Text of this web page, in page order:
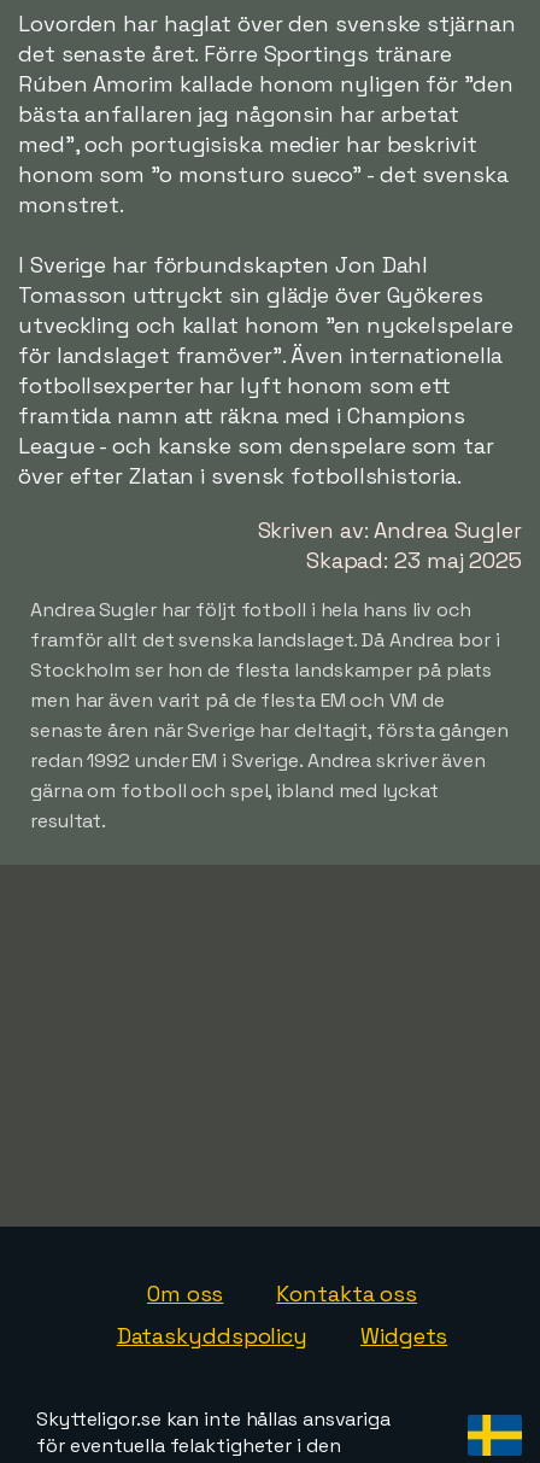
Lovorden har haglat över den svenske stjärnan
det senaste året. Förre Sportings tränare
Rúben Amorim kallade honom nyligen för "den
bästa anfallaren jag någonsin har arbetat
med", och portugisiska medier har beskrivit
honom som "o monsturo sueco" - det svenska
monstret.
I Sverige har förbundskapten Jon Dahl
Tomasson uttryckt sin glädje över Gyökeres
utveckling och kallat honom "en nyckelspelare
för landslaget framöver". Även internationella
fotbollsexperter har lyft honom som ett
framtida namn att räkna med i Champions
League - och kanske som denspelare som tar
över efter Zlatan i svensk fotbollshistoria.
Skriven av: Andrea Sugler
Skapad: 23 maj 2025
Andrea Sugler har följt fotboll i hela hans liv och
framför allt det svenska landslaget. Då Andrea bor i
Stockholm ser hon de flesta landskamper på plats
men har även varit på de flesta EM och VM de
senaste åren när Sverige har deltagit, första gången
redan 1992 under EM i Sverige. Andrea skriver även
gärna om fotboll och spel, ibland med lyckat
resultat.
Om oss
Kontakta oss
Dataskyddspolicy
Widgets
Skytteligor.se kan inte hållas ansvariga
för eventuella felaktigheter i den